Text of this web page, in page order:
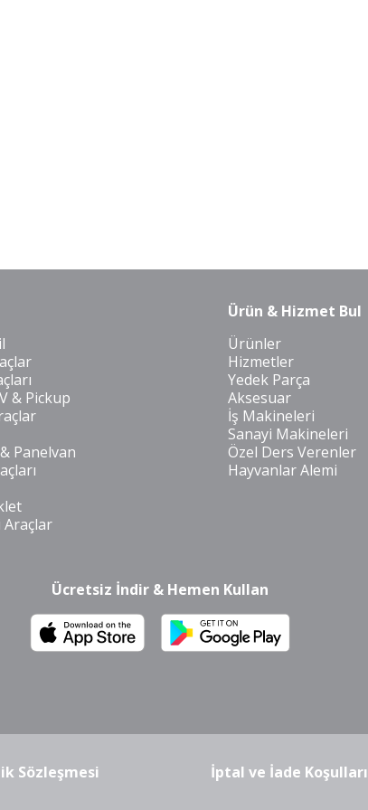
& Pickup
Panelvan
Ürün & Hizmet Bul
Ürünler
Hizmetler
Yedek Parça
Aksesuar
İş Makineleri
Sanayi Makineleri
Özel Ders Verenler
Hayvanlar Alemi
Ücretsiz İndir & Hemen Kullan
Sözleşmesi İptal ve İade Koşulları